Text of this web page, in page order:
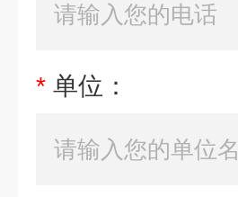
* 单位：